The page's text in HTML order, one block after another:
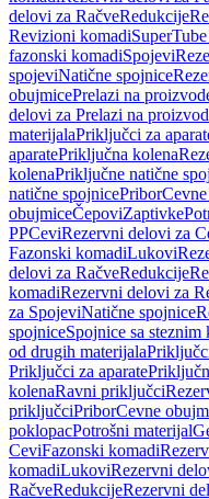
delovi za RačveRedukcije
Revizioni komadi
fazonski komadiSpojevi
spojeviNatične spojnice
obujmicePrelazi na
delovi za Prelazi na
materijalaPriključci za
aparatePriključna kolena
kolenaPriključne natične
natične spojnicePribor
obujmiceČepoviZaptivke
PPCeviRezervni delovi za
Fazonski komadiLukovi
delovi za RačveRedukcije
komadiRezervni delovi za
za SpojeviNatične spojnice
spojniceSpojnice sa steznim
od drugih materijala
Priključci za aparate
kolenaRavni priključci
priključciPriborCevne
poklopacPotrošni materijal
CeviFazonski komadi
komadiLukoviRezervni
RačveRedukcijeRezervni